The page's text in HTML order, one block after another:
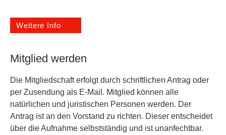
Weitere Info
Mitglied werden
Die Mitgliedschaft erfolgt durch schriftlichen Antrag oder
per Zusendung als E-Mail. Mitglied können alle
natürlichen und juristischen Personen werden. Der
Antrag ist an den Vorstand zu richten. Dieser entscheidet
über die Aufnahme selbstständig und ist unanfechtbar.